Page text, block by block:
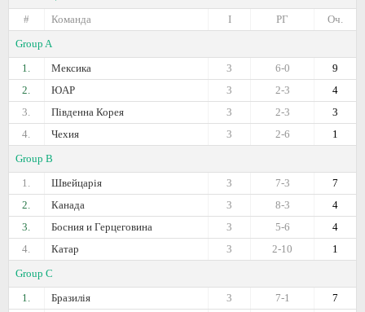
#
Команда Оч.
РГ
I
Group A
1.
Мексика 9
6-0
3
2.
ЮАР 4
2-3
3
3.
Південна Корея 3
2-3
3
4.
Чехия 1
2-6
3
Group B
1.
Швейцарія 7
7-3
3
2.
Канада 4
8-3
3
3.
Босния и Герцеговина 4
5-6
3
4.
Катар 1
2-10
3
Group C
1.
Бразилія 7
7-1
3